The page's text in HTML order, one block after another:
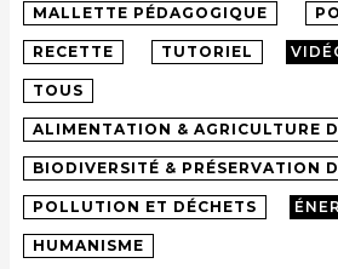
MALLETTE PÉDAGOGIQUE
RECETTE TUTORIEL
TOUS
ALIMENTATION & AGRICULTURE
BIODIVERSITÉ & PRÉSERVATION
POLLUTION ET DÉCHETS
HUMANISME